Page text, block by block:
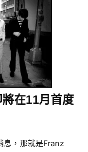
在11月首度
息，那就是Franz